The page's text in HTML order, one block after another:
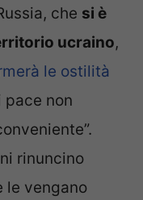
che si è
ucraino,
le ostilità
non
rinuncino
le vengano